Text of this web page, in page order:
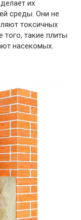
их
среды. Они не
токсичных
того, такие плиты
насекомых.